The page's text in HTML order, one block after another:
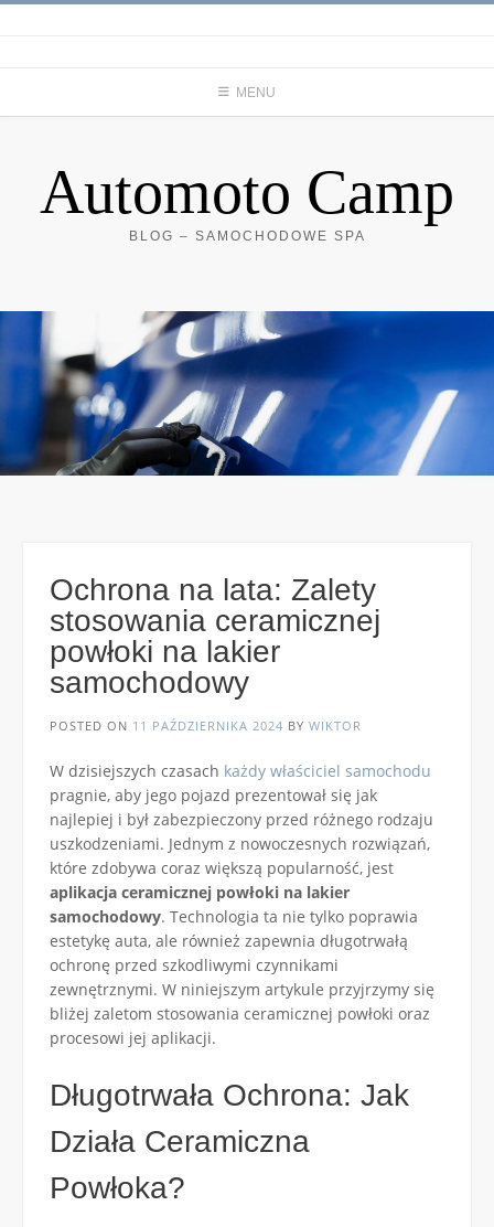
Skip
MENU
Automoto Camp
BLOG – SAMOCHODOWE SPA
Ochrona na lata: Zalety
stosowania ceramicznej
powłoki na lakier
samochodowy
POSTED ON 11 PAŹDZIERNIKA 2024 BY WIKTOR
W dzisiejszych czasach każdy właściciel samochodu
pragnie, aby jego pojazd prezentował się jak
najlepiej i był zabezpieczony przed różnego rodzaju
uszkodzeniami. Jednym z nowoczesnych rozwiązań,
które zdobywa coraz większą popularność, jest
aplikacja ceramicznej powłoki na lakier
samochodowy. Technologia ta nie tylko poprawia
estetykę auta, ale również zapewnia długotrwałą
ochronę przed szkodliwymi czynnikami
zewnętrznymi. W niniejszym artykule przyjrzymy się
bliżej zaletom stosowania ceramicznej powłoki oraz
procesowi jej aplikacji.
Długotrwała Ochrona: Jak
Działa Ceramiczna
Powłoka?